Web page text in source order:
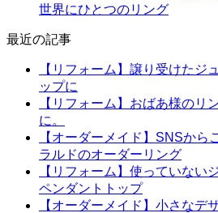
世界にひとつのリング
最近の記事
【リフォーム】譲り受けたジ
ップに
【リフォーム】おばあ様のリ
に。
【オーダーメイド】SNSから
ラルドのオーダーリング
【リフォーム】使っていない
ペンダントトップ
【オーダーメイド】小さなデ